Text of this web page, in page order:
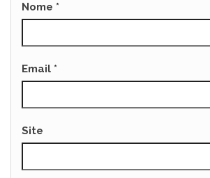
Nome *
Email *
Site